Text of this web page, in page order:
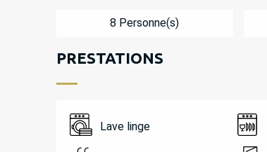
8 Personne(s)
PRESTATIONS
Lave linge